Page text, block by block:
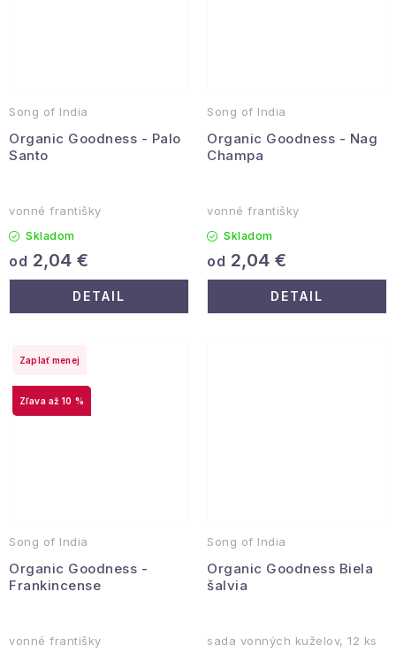
Song of India
Organic Goodness - Palo
Santo
vonné františky
Skladom
od 2,04 €
DETAIL
Song of India
Organic Goodness - Nag
Champa
vonné františky
Skladom
od 2,04 €
DETAIL
Song of India
Organic Goodness -
Frankincense
až 10 %
Zaplať menej
vonné františky
Song of India
Organic Goodness Biela
šalvia
sada vonných kuželov, 12 ks